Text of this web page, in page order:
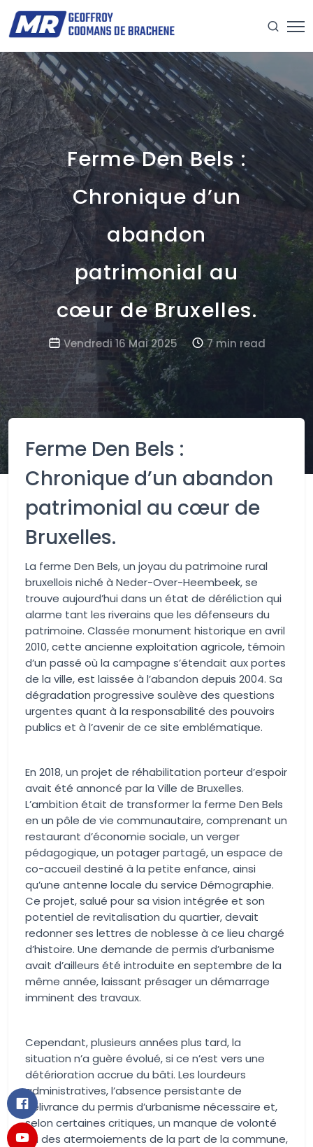
Ferme Den Bels :
Chronique d’un
abandon
patrimonial au
cœur de Bruxelles.
Vendredi 16 Mai 2025 7 min read
Ferme Den Bels :
Chronique d’un abandon
patrimonial au cœur de
Bruxelles.
La ferme Den Bels, un joyau du patrimoine rural
bruxellois niché à Neder-Over-Heembeek, se
trouve aujourd’hui dans un état de déréliction qui
alarme tant les riverains que les défenseurs du
patrimoine. Classée monument historique en avril
2010, cette ancienne exploitation agricole, témoin
d’un passé où la campagne s’étendait aux portes
de la ville, est laissée à l’abandon depuis 2004. Sa
dégradation progressive soulève des questions
urgentes quant à la responsabilité des pouvoirs
publics et à l’avenir de ce site emblématique.
En 2018, un projet de réhabilitation porteur d’espoir
avait été annoncé par la Ville de Bruxelles.
L’ambition était de transformer la ferme Den Bels
en un pôle de vie communautaire, comprenant un
restaurant d’économie sociale, un verger
pédagogique, un potager partagé, un espace de
co-accueil destiné à la petite enfance, ainsi
qu’une antenne locale du service Démographie.
Ce projet, salué pour sa vision intégrée et son
potentiel de revitalisation du quartier, devait
redonner ses lettres de noblesse à ce lieu chargé
d’histoire. Une demande de permis d’urbanisme
avait d’ailleurs été introduite en septembre de la
même année, laissant présager un démarrage
imminent des travaux.
Cependant, plusieurs années plus tard, la
situation n’a guère évolué, si ce n’est vers une
détérioration accrue du bâti. Les lourdeurs
administratives, l’absence persistante de
délivrance du permis d’urbanisme nécessaire et,
selon certaines critiques, un manque de volonté
ou des atermoiements de la part de la commune,